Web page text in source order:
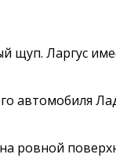
щуп. Ларгус
автомобиля
ровной